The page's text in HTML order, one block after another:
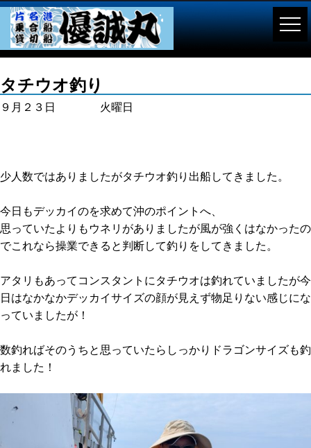
タチウオ釣り
９月２３日 火曜日
少人数ではありましたがタチウオ釣り出船してきました。
今日もデッカイのを求めて沖のポイントへ、
思っていたよりもウネリがありましたが風が強くはなかったの
でこれなら操業できると判断して釣りをしてきました。
アタリもあってコンスタントにタチウオは釣れていましたが今
日はなかなかデッカイサイズの顔が見えず物足りない感じにな
っていましたが！
数釣ればそのうちと思っていたらしっかりドラゴンサイズも釣
れました！